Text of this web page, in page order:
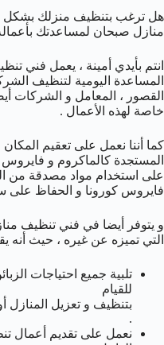
هل ترغب بتنظيف منزلك بشكل
منازل صبحان لمساعدتك
انتم بأيدي أمينة ، يعمل فني
المساعدة اليومية لتنظيف
القصور ، المعامل و الشركات
خاصة لهذه الأعمال .
كما أننا نعمل على تعقيم
المستجدة كالماكروم و
على استخدام مواد مصدقة من
فايروس كورونا و الحفاظ على
و يتوفر أيضا في فني تنظيف
التي تميزه عن غيره ، حيث أنه
تلبية جميع احتياجات
للقيام
بتنظيف و تعزيل
.
نعمل على تقديم أعمال